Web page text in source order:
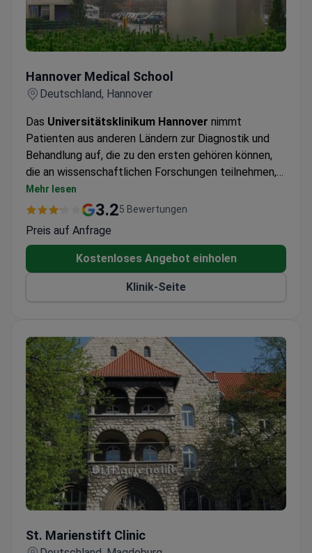
Hannover Medical School
Deutschland, Hannover
Das Universitätsklinikum Hannover nimmt
Patienten aus anderen Ländern zur Diagnostik und
Behandlung auf, die zu den ersten gehören können,
die an wissenschaftlichen Forschungen teilnehmen,
die an der Universität durchgeführt werden.
Mehr lesen
3.25 Bewertungen
Preis auf Anfrage
Kostenloses Angebot einholen
Klinik-Seite
St. Marienstift Clinic